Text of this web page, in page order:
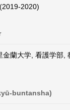
(2019-2020)
金蘭大学, 看護学部,
buntansha)